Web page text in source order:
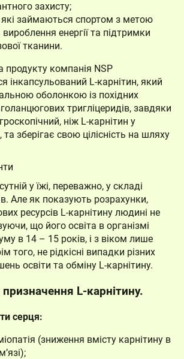
захисту;
займаються спортом з метою
енергії та підтримки
тканини.
компанія NSP
інкапсульований L-карнітин, який
оболонкою із похідних
тригліцеридів, завдяки
ніж L-карнітин у
зберігає свою цілісність на шляху
у їжі, переважно, у складі
Але як показують розрахунки,
ресурсів L-карнітину людині не
що його освіта в організмі
в 14 – 15 років, і з віком лише
того, не рідкісні випадки різних
освіти та обміну L-карнітину.
L-карнітину.
серця:
(зниження вмісту карнітину в